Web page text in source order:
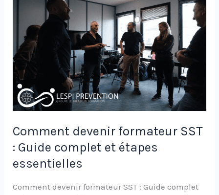
Comment devenir formateur SST
: Guide complet et étapes
essentielles
Comment devenir formateur SST : Guide complet
Guide
complet
et
étapes
essentielles